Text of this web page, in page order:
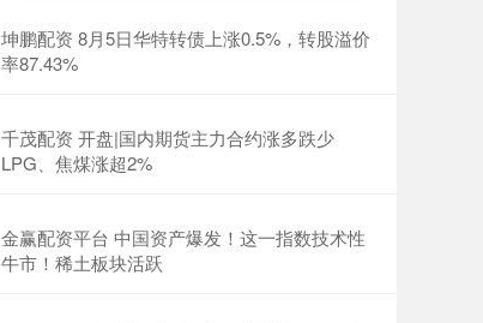
坤鹏配资 8月5日华特转债上涨0.5%，转股溢价
率87.43%
千茂配资 开盘|国内期货主力合约涨多跌少
LPG、焦煤涨超2%
金赢配资平台 中国资产爆发！这一指数技术性
牛市！稀土板块活跃